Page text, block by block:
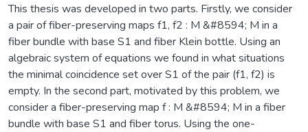
This thesis was developed in two parts. Firstly, we consider
a pair of fiber-preserving maps f1, f2 : M &#8594; M in a
fiber bundle with base S1 and fiber Klein bottle. Using an
algebraic system of equations we found in what situations
the minimal coincidence set over S1 of the pair (f1, f2) is
empty. In the second part, motivated by this problem, we
consider a fiber-preserving map f : M &#8594; M in a fiber
bundle with base S1 and fiber torus. Using the one-